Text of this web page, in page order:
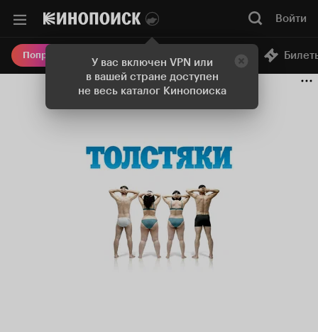
У вас включен VPN или
в вашей стране доступен
не весь каталог Кинопоиска
Войти
Попробовать Плюс Онлайн-кинотеатр